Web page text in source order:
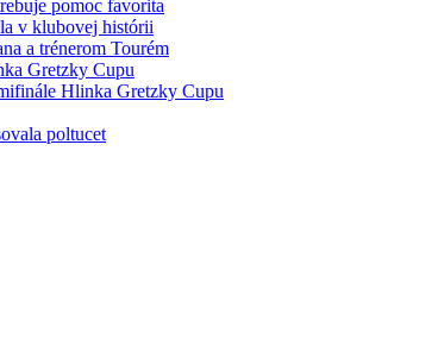
pomoc favorita
v klubovej histórii
a trénerom Tourém
Gretzky Cupu
Hlinka Gretzky Cupu
poltucet